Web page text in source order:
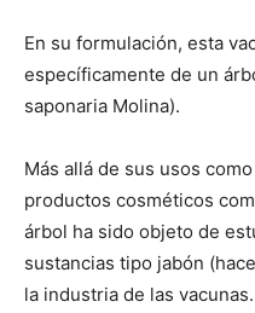
En su formulación, esta
específicamente de un
saponaria Molina).
Más allá de sus usos
productos cosméticos
árbol ha sido objeto de
sustancias tipo jabón
la industria de las vacunas.